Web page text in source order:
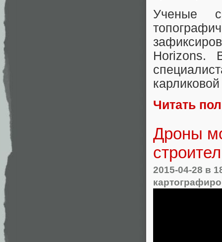
Ученые
Horizons.
Читать
Дроны
2015-04-28 в